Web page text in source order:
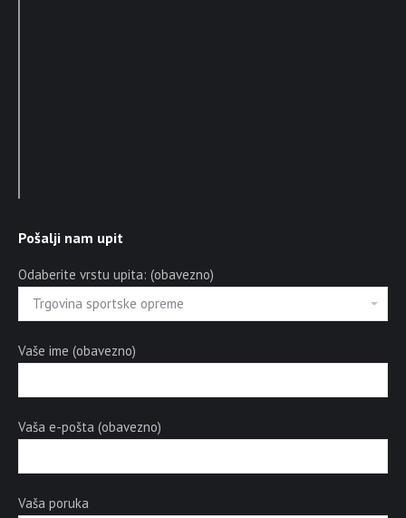
Pošalji nam upit
Odaberite vrstu upita: (obavezno)
Vaše ime (obavezno)
Vaša e-pošta (obavezno)
Vaša poruka